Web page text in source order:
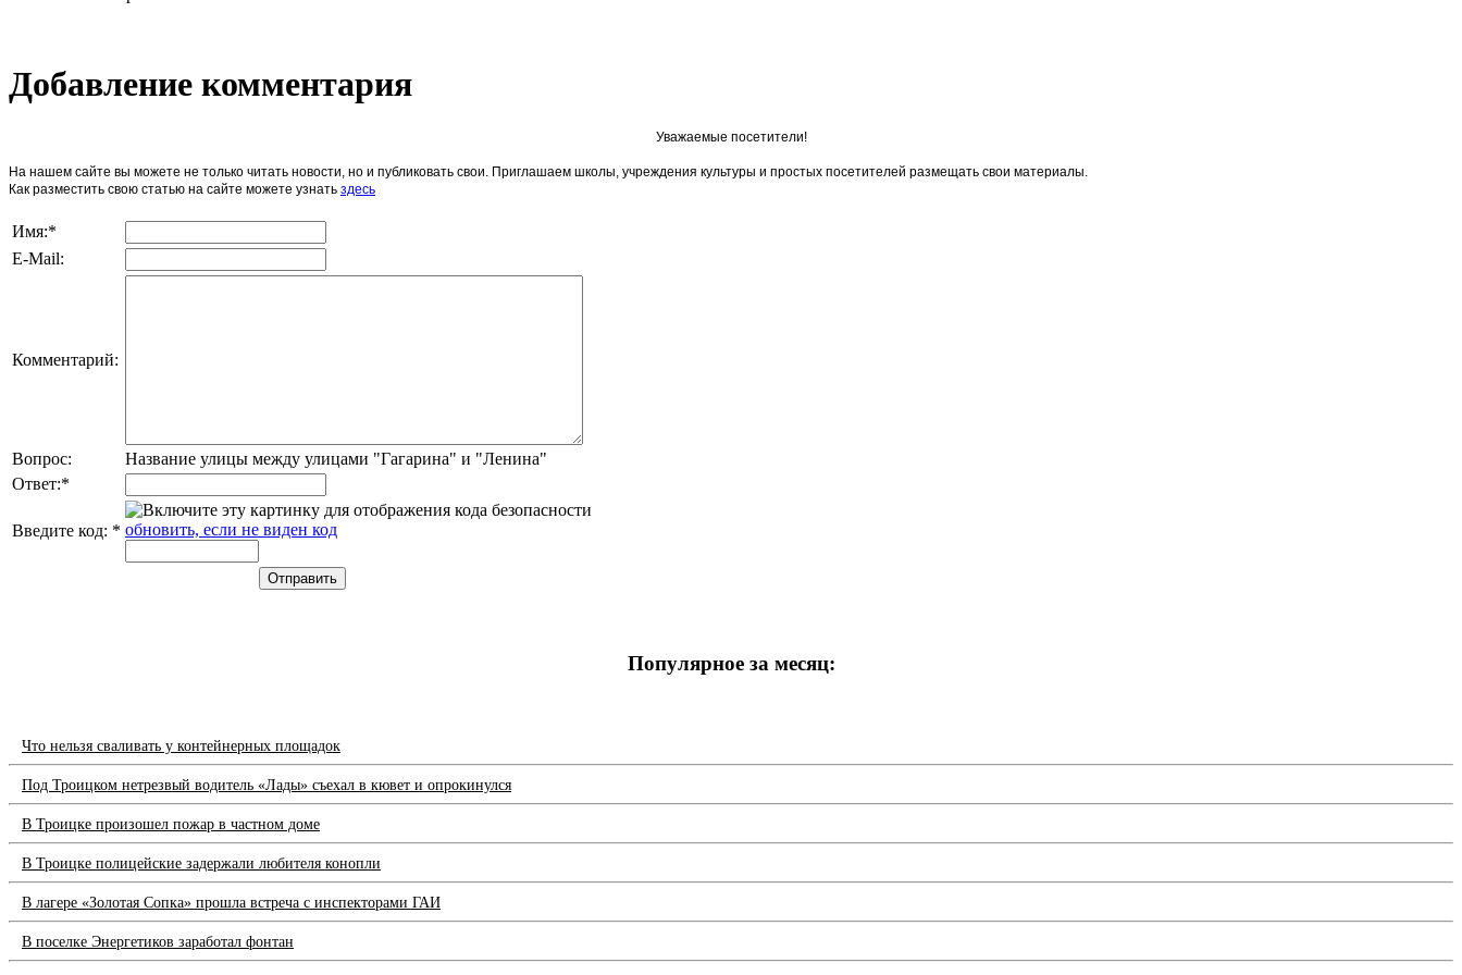
Добавление комментария
Уважаемые посетители!
На нашем сайте вы можете не только читать новости, но и публиковать свои. Приглашаем школы, учреждения культуры и простых посетителей размещать свои материалы.
Как разместить свою статью на сайте можете узнать здесь
Имя:*
E-Mail:
Комментарий:
Вопрос:
Название улицы между улицами "Гагарина" и "Ленина"
Ответ:*
Введите код: * обновить, если не виден код
Популярное за месяц:
Что нельзя сваливать у контейнерных площадок
Под Троицком нетрезвый водитель «Лады» съехал в кювет и опрокинулся
В Троицке произошел пожар в частном доме
В Троицке полицейские задержали любителя конопли
В лагере «Золотая Сопка» прошла встреча с инспекторами ГАИ
В поселке Энергетиков заработал фонтан